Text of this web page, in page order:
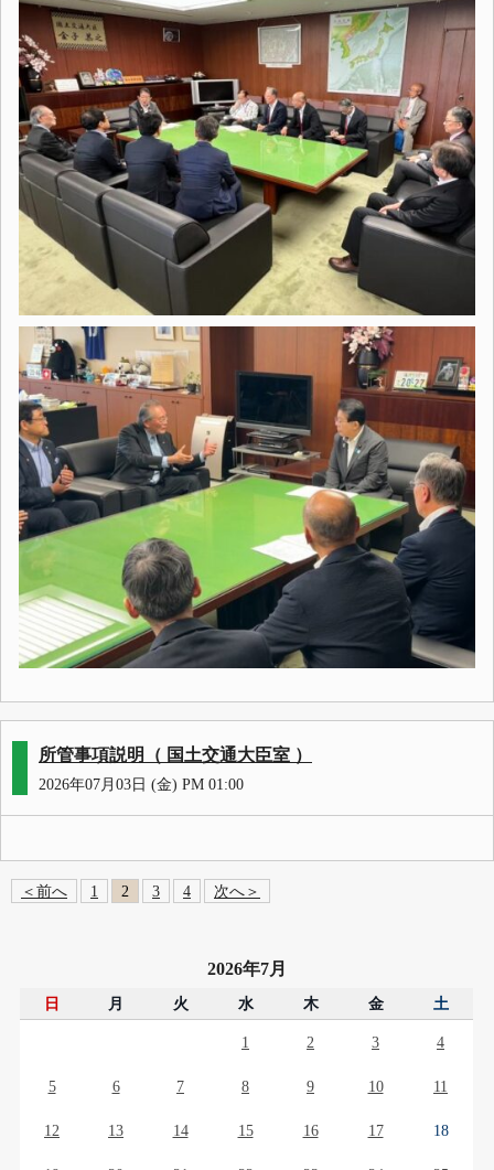
所管事項説明（ 国土交通大臣室 ）
2026年07月03日 (金) PM 01:00
＜前へ 1 2 3 4 次へ＞
2026年7月
日 月 火 水 木 金 土
1 2 3 4
5 6 7 8 9 10 11
12 13 14 15 16 17 18